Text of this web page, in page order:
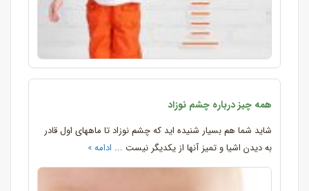
همه چیز درباره چشم نوزاد
شاید شما هم بسیار شنیده اید که چشم نوزاد تا ماههای اول قادر
به دیدن اشیا و تمیز آنها از یکدیگر نیست ... ادامه »